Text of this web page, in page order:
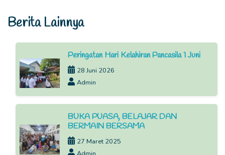
Berita Lainnya
Peringatan Hari Kelahiran Pancasila 1 Juni
28 Juni 2026
Admin
BUKA PUASA, BELAJAR DAN
BERMAIN BERSAMA
27 Maret 2025